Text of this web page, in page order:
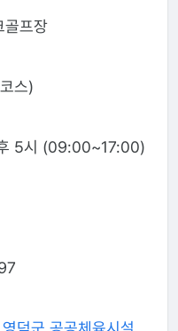
골프장
스)
5시 (09:00~17:00)